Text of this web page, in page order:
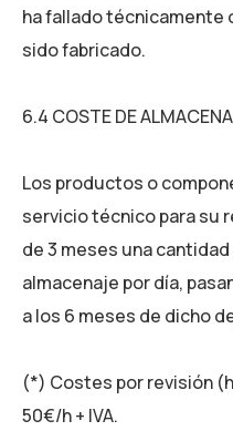
ha fallado técnicamente
sido fabricado.
6.4 COSTE DE
Los productos o
servicio técnico para su
de 3 meses una
almacenaje por día,
a los 6 meses de dicho
(*) Costes por revisión
50€/h + IVA.